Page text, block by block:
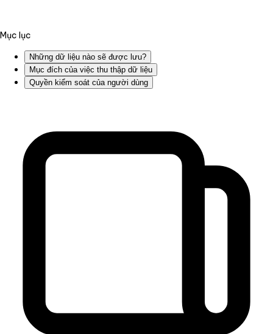
Mục lục
Những dữ liệu nào sẽ được lưu?
Mục đích của việc thu thập dữ liệu
Quyền kiểm soát của người dùng